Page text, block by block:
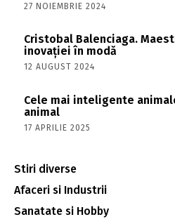
27 NOIEMBRIE 2024
Cristobal Balenciaga.
inovației în modă
12 AUGUST 2024
Cele mai inteligente
animal
17 APRILIE 2025
Stiri diverse
Afaceri si Industrii
Sanatate si Hobby